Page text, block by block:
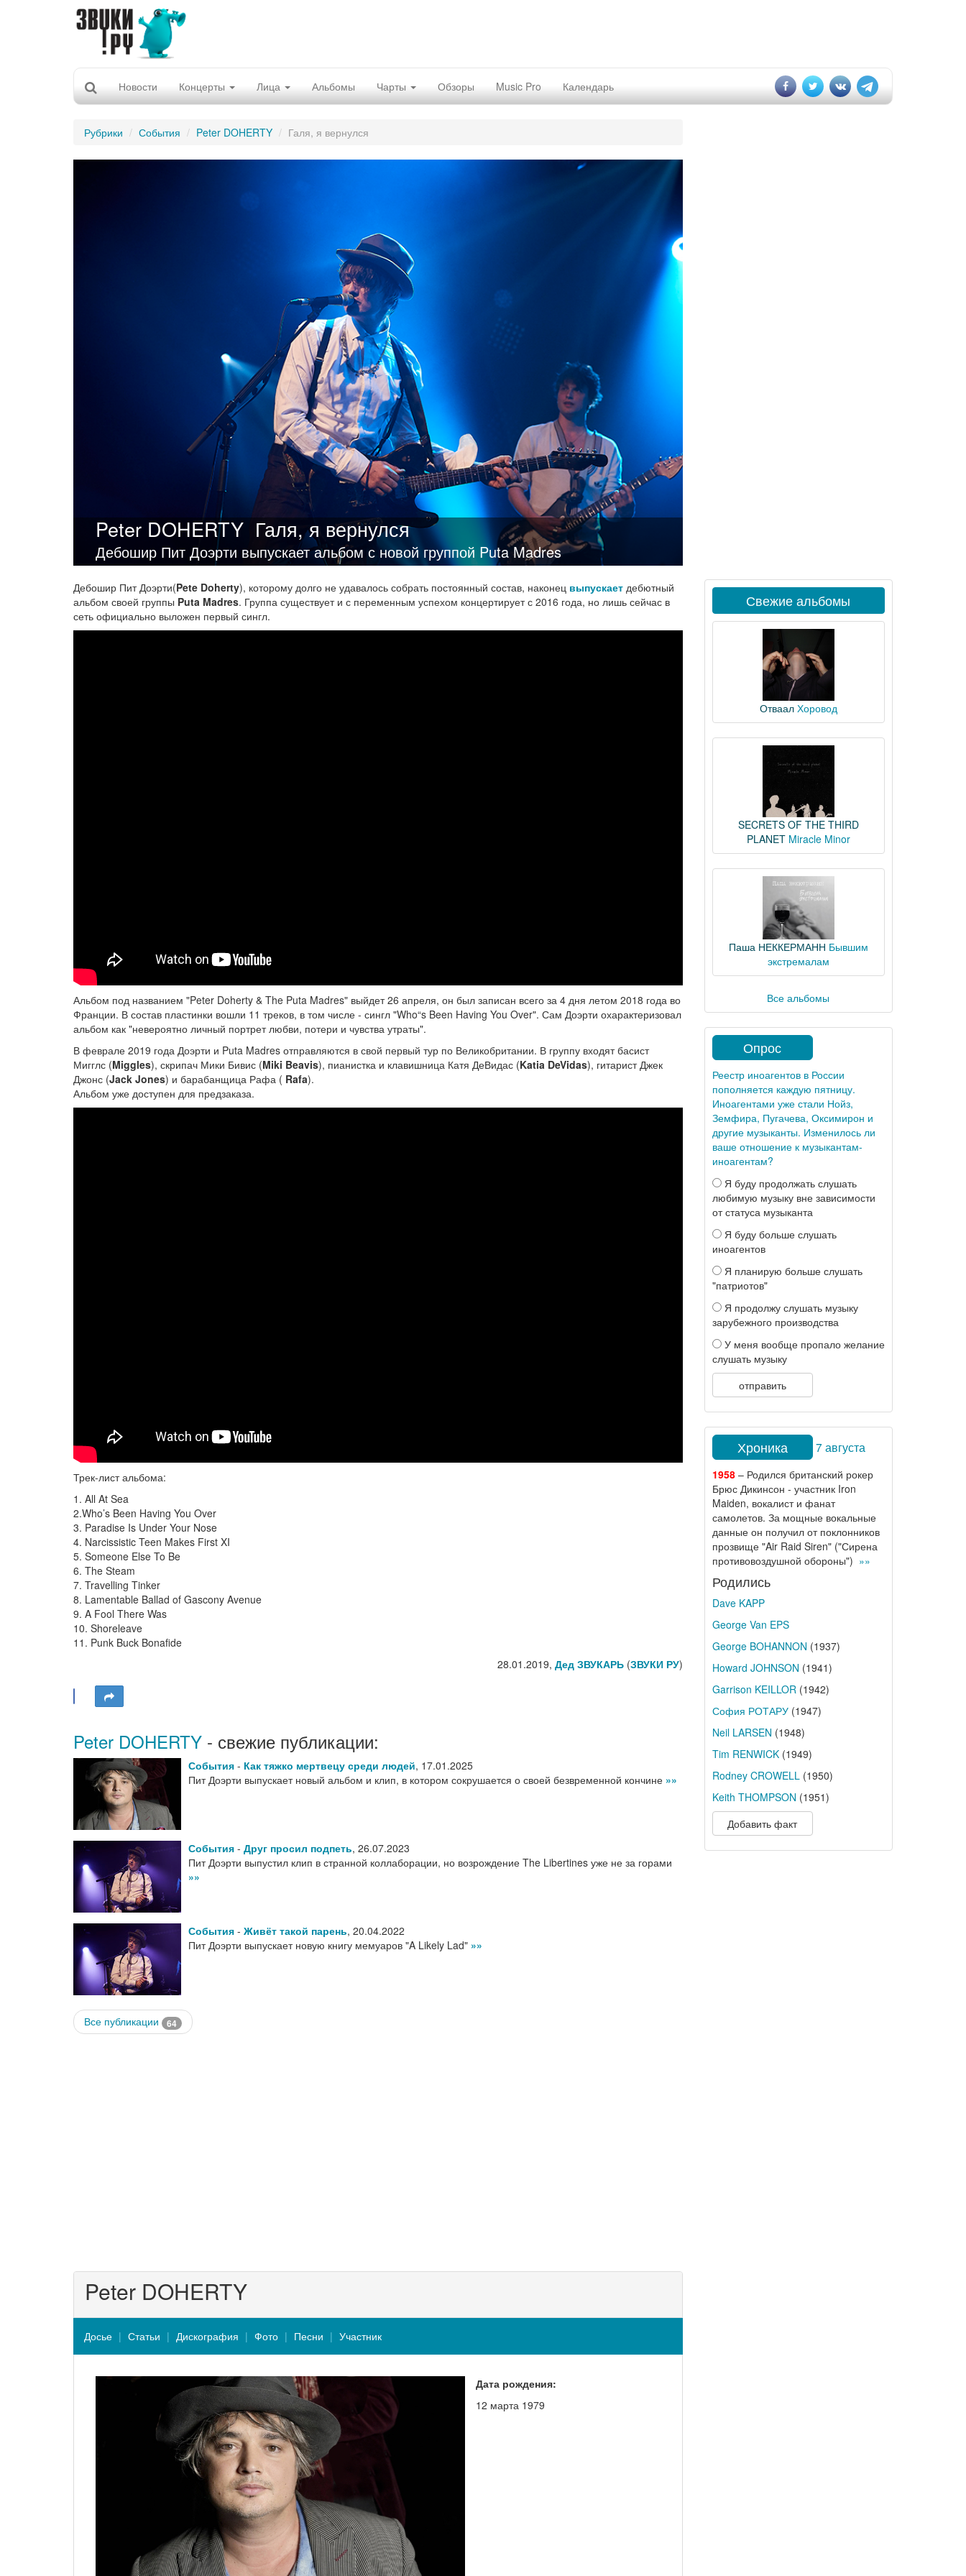
Новости Концерты Лица Альбомы Чарты Обзоры Music Pro Календарь
Рубрики События Peter DOHERTY Галя, я вернулся
Peter DOHERTY Галя, я вернулся
Дебошир Пит Доэрти выпускает альбом с новой группой Puta Madres
Дебошир Пит Доэрти(Pete Doherty), которому долго не удавалось собрать постоянный состав, наконец выпускает дебютный
альбом своей группы Puta Madres. Группа существует и с переменным успехом концертирует с 2016 года, но лишь сейчас в
сеть официально выложен первый сингл.
Альбом под названием "Peter Doherty & The Puta Madres" выйдет 26 апреля, он был записан всего за 4 дня летом 2018 года во
Франции. В состав пластинки вошли 11 треков, в том числе - сингл "Who“s Been Having You Over". Сам Доэрти охарактеризовал
альбом как "невероятно личный портрет любви, потери и чувства утраты".
В феврале 2019 года Доэрти и Puta Madres отправляются в свой первый тур по Великобритании. В группу входят басист
Мигглс (Miggles), скрипач Мики Бивис (Miki Beavis), пианистка и клавишница Катя ДеВидас (Katia DeVidas), гитарист Джек
Джонс (Jack Jones) и барабанщица Рафа ( Rafa).
Альбом уже доступен для предзаказа.
Трек-лист альбома:
1. All At Sea
2.Who’s Been Having You Over
3. Paradise Is Under Your Nose
4. Narcissistic Teen Makes First XI
5. Someone Else To Be
6. The Steam
7. Travelling Tinker
8. Lamentable Ballad of Gascony Avenue
9. A Fool There Was
10. Shoreleave
11. Punk Buck Bonafide
28.01.2019, Дед ЗВУКАРЬ(ЗВУКИ РУ)
Peter DOHERTY - свежие публикации:
События - Как тяжко мертвецу среди людей, 17.01.2025
Пит Доэрти выпускает новый альбом и клип, в котором сокрушается о своей безвременной кончине »»
События - Друг просил подпеть, 26.07.2023
Пит Доэрти выпустил клип в странной коллаборации, но возрождение The Libertines уже не за горами
»»
События - Живёт такой парень, 20.04.2022
Пит Доэрти выпускает новую книгу мемуаров "A Likely Lad" »»
Все публикации 64
Peter DOHERTY
Досье Статьи Дискография Фото Песни Участник
Дата рождения:
12 марта 1979
Свежие альбомы
Отваал Хоровод
SECRETS OF THE THIRD
PLANET Miracle Minor
Паша НЕККЕРМАНН Бывшим
экстремалам
Все альбомы
Опрос
Реестр иноагентов в России
пополняется каждую пятницу.
Иноагентами уже стали Нойз,
Земфира, Пугачева, Оксимирон и
другие музыканты. Изменилось ли
ваше отношение к музыкантам-
иноагентам?
Я буду продолжать слушать
любимую музыку вне зависимости
от статуса музыканта
Я буду больше слушать
иноагентов
Я планирую больше слушать
"патриотов"
Я продолжу слушать музыку
зарубежного производства
У меня вообще пропало желание
слушать музыку
отправить
Хроника 7 августа
1958– Родился британский рокер
Брюс Дикинсон - участник Iron
Maiden, вокалист и фанат
самолетов. За мощные вокальные
данные он получил от поклонников
прозвище "Air Raid Siren" ("Сирена
противовоздушной обороны") »»
Родились
Dave KAPP
George Van EPS
George BOHANNON (1937)
Howard JOHNSON (1941)
Garrison KEILLOR(1942)
София РОТАРУ(1947)
Neil LARSEN (1948)
Tim RENWICK(1949)
Rodney CROWELL(1950)
Keith THOMPSON (1951)
Добавить факт